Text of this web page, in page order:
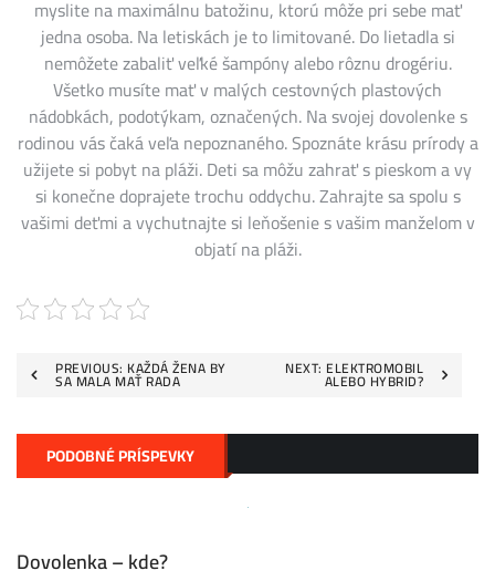
myslite na maximálnu batožinu, ktorú môže pri sebe mať
jedna osoba. Na letiskách je to limitované. Do lietadla si
nemôžete zabaliť veľké šampóny alebo rôznu drogériu.
Všetko musíte mať v malých cestovných plastových
nádobkách, podotýkam, označených. Na svojej dovolenke s
rodinou vás čaká veľa nepoznaného. Spoznáte krásu prírody a
užijete si pobyt na pláži. Deti sa môžu zahrať s pieskom a vy
si konečne doprajete trochu oddychu. Zahrajte sa spolu s
vašimi deťmi a vychutnajte si leňošenie s vašim manželom v
objatí na pláži.
Navigace
příspěvek
PREVIOUS: KAŽDÁ ŽENA BY
SA MALA MAŤ RADA
NEXT: ELEKTROMOBIL
ALEBO HYBRID?
PODOBNÉ PRÍSPEVKY
Dovolenka – kde?